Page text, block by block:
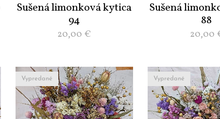
Sušená limonková kytica
94
20,00 €
Sušená
88
20,00
Vypredané Vypredané